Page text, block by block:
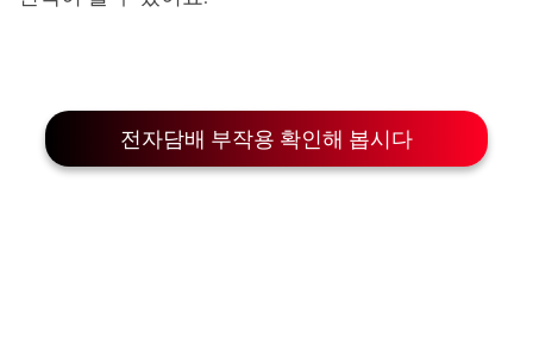
전자담배 부작용 확인해 봅시다